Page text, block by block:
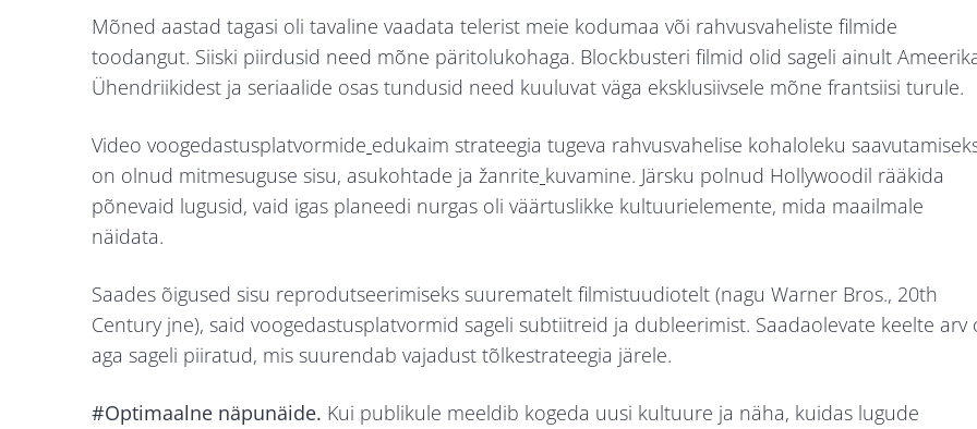
Mõned aastad tagasi oli tavaline vaadata telerist meie kodumaa või rahvusvaheliste filmide
toodangut. Siiski piirdusid need mõne päritolukohaga. Blockbusteri filmid olid sageli ainult
Ühendriikidest ja seriaalide osas tundusid need kuuluvat väga eksklusiivsele mõne frantsiisi turule.
Video voogedastusplatvormide edukaim strateegia tugeva rahvusvahelise kohaloleku
on olnud mitmesuguse sisu, asukohtade ja žanrite kuvamine. Järsku polnud Hollywoodil rääkida
põnevaid lugusid, vaid igas planeedi nurgas oli väärtuslikke kultuurielemente, mida maailmale
näidata.
Saades õigused sisu reprodutseerimiseks suurematelt filmistuudiotelt (nagu Warner Bros., 20th
Century jne), said voogedastusplatvormid sageli subtiitreid ja dubleerimist. Saadaolevate keelte arv
aga sageli piiratud, mis suurendab vajadust tõlkestrateegia järele.
#Optimaalne näpunäide. Kui publikule meeldib kogeda uusi kultuure ja näha, kuidas lugude